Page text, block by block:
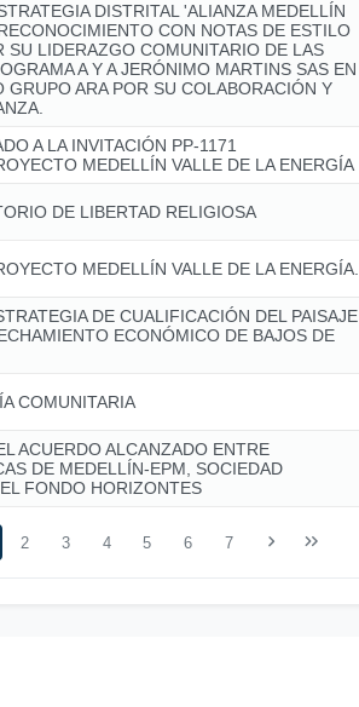
DISTRITAL 'ALIANZA MEDELLÍN
CON NOTAS DE ESTILO
SU LIDERAZGO COMUNITARIO DE LAS
A Y A JERÓNIMO MARTINS SAS EN
GRUPO ARA POR SU COLABORACIÓN Y
A LA INVITACIÓN PP-1171
MEDELLÍN VALLE DE LA ENERGÍA
DE LIBERTAD RELIGIOSA
MEDELLÍN VALLE DE LA ENERGÍA.
DE CUALIFICACIÓN DEL PAISAJE
ECONÓMICO DE BAJOS DE
COMUNITARIA
ACUERDO ALCANZADO ENTRE
DE MEDELLÍN-EPM, SOCIEDAD
FONDO HORIZONTES
2 3 4 5 6 7